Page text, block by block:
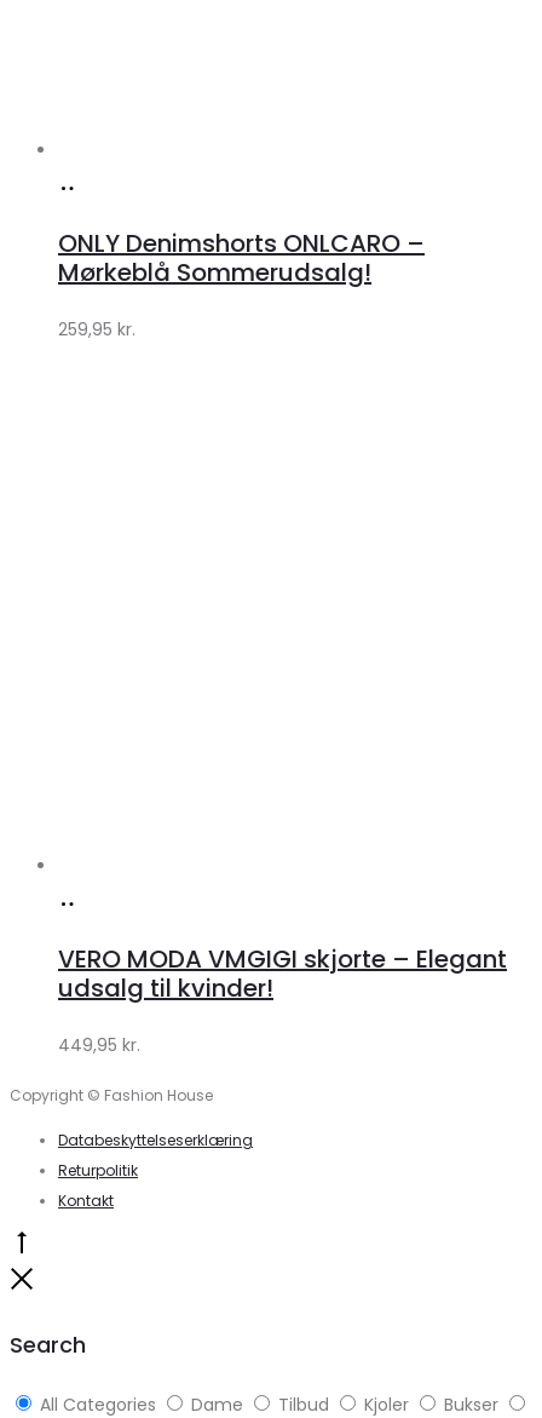
Klædeskabet.dk
ONLY Denimshorts ONLCARO –
Mørkeblå Sommerudsalg!
259,95 kr.
Klædeskabet.dk
VERO MODA VMGIGI skjorte – Elegant
udsalg til kvinder!
449,95 kr.
Copyright © Fashion House
Databeskyttelseserklæring
Returpolitik
Kontakt
Search
All Categories Dame Tilbud Kjoler
Bukser